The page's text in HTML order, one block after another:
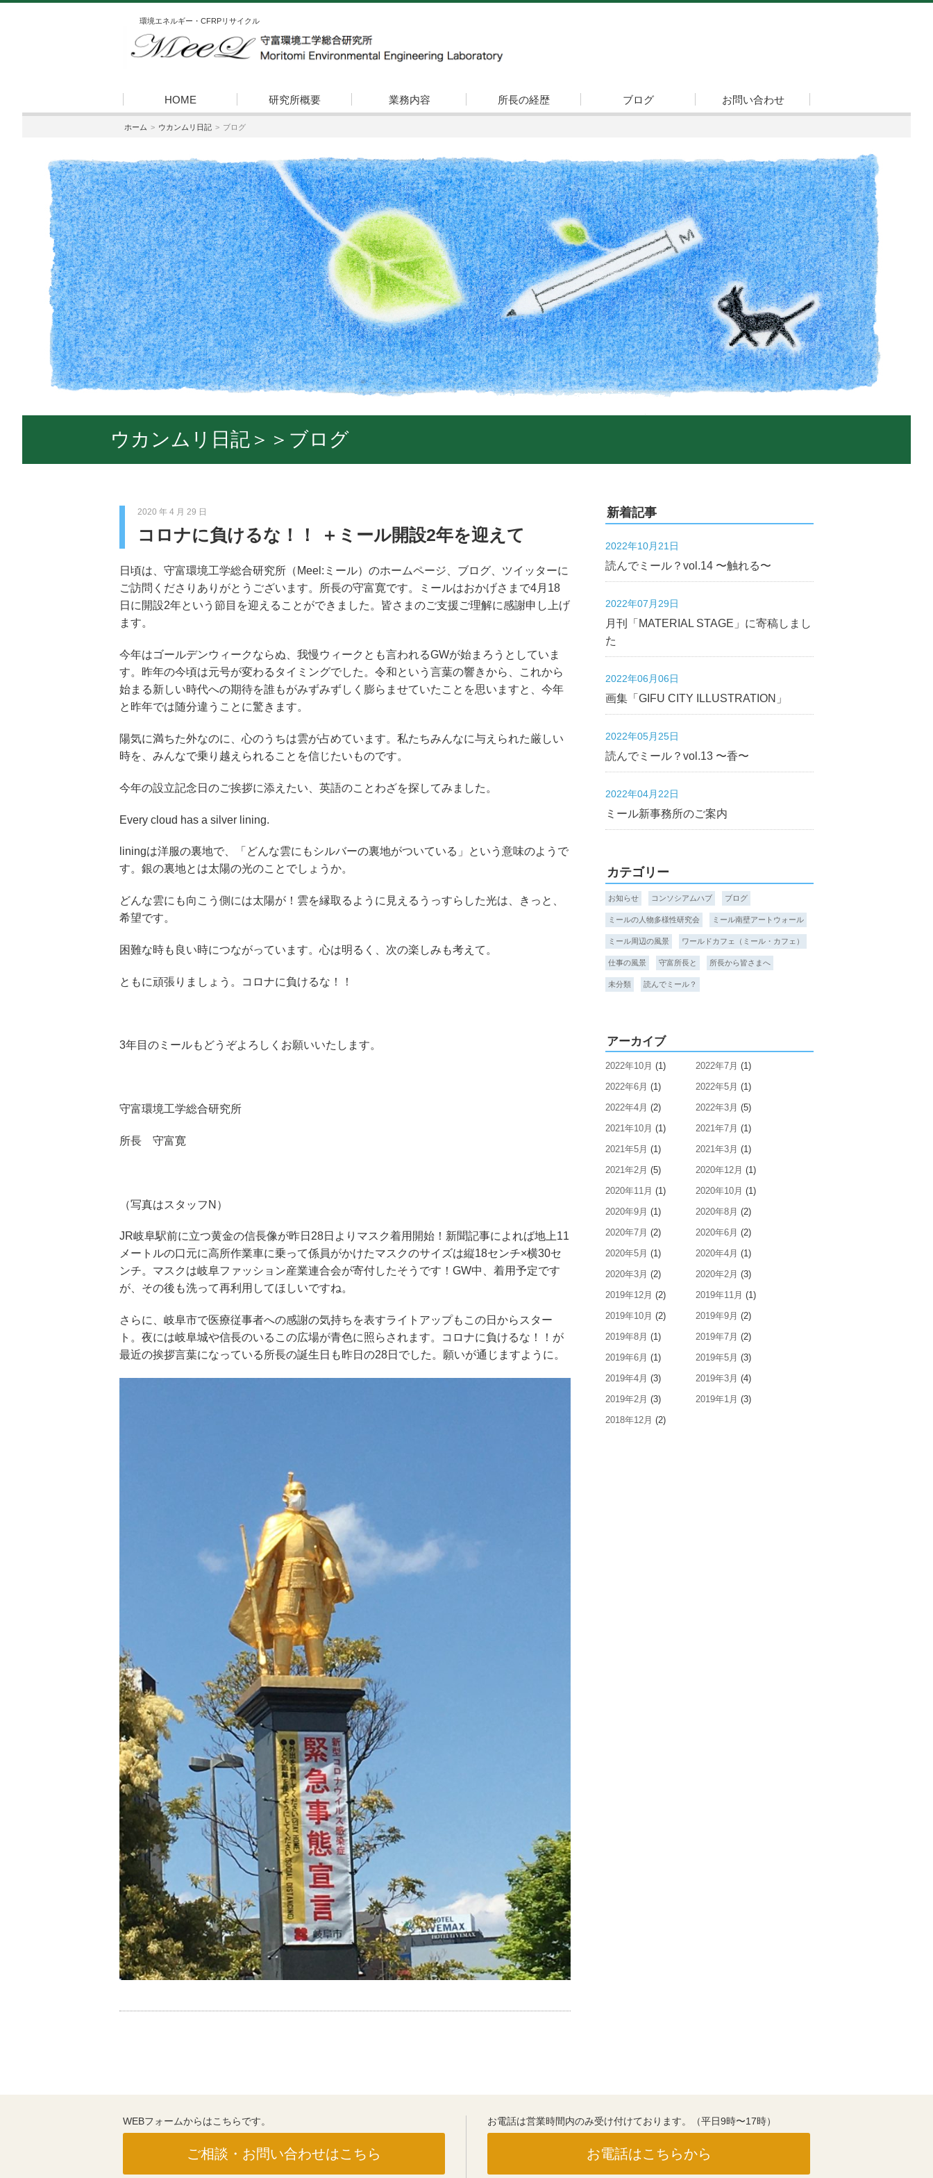
環境エネルギー・CFRPリサイクル
HOME 研究所概要 業務内容 所長の経歴 ブログ お問い合わせ
ホーム ウカンムリ日記 ブログ
ウカンムリ日記＞＞ブログ
2020 年 4 月 29 日
コロナに負けるな！！ ＋ミール開設2年を迎えて
日頃は、守富環境工学総合研究所（Meel:ミール）のホームページ、ブログ、ツイッターに
ご訪問くださりありがとうございます。所長の守富寛です。ミールはおかげさまで4月18
日に開設2年という節目を迎えることができました。皆さまのご支援ご理解に感謝申し上げ
ます。
今年はゴールデンウィークならぬ、我慢ウィークとも言われるGWが始まろうとしていま
す。昨年の今頃は元号が変わるタイミングでした。令和という言葉の響きから、これから
始まる新しい時代への期待を誰もがみずみずしく膨らませていたことを思いますと、今年
と昨年では随分違うことに驚きます。
陽気に満ちた外なのに、心のうちは雲が占めています。私たちみんなに与えられた厳しい
時を、みんなで乗り越えられることを信じたいものです。
今年の設立記念日のご挨拶に添えたい、英語のことわざを探してみました。
Every cloud has a silver lining.
liningは洋服の裏地で、「どんな雲にもシルバーの裏地がついている」という意味のようで
す。銀の裏地とは太陽の光のことでしょうか。
どんな雲にも向こう側には太陽が！雲を縁取るように見えるうっすらした光は、きっと、
希望です。
困難な時も良い時につながっています。心は明るく、次の楽しみも考えて。
ともに頑張りましょう。コロナに負けるな！！
3年目のミールもどうぞよろしくお願いいたします。
守富環境工学総合研究所
所長 守富寛
（写真はスタッフN）
JR岐阜駅前に立つ黄金の信長像が昨日28日よりマスク着用開始！新聞記事によれば地上11
メートルの口元に高所作業車に乗って係員がかけたマスクのサイズは縦18センチ×横30セ
ンチ。マスクは岐阜ファッション産業連合会が寄付したそうです！GW中、着用予定です
が、その後も洗って再利用してほしいですね。
さらに、岐阜市で医療従事者への感謝の気持ちを表すライトアップもこの日からスター
ト。夜には岐阜城や信長のいるこの広場が青色に照らされます。コロナに負けるな！！が
最近の挨拶言葉になっている所長の誕生日も昨日の28日でした。願いが通じますように。
新着記事
2022年10月21日
読んでミール？vol.14 〜触れる〜
2022年07月29日
月刊「MATERIAL STAGE」に寄稿しまし
た
2022年06月06日
画集「GIFU CITY ILLUSTRATION」
2022年05月25日
読んでミール？vol.13 〜香〜
2022年04月22日
ミール新事務所のご案内
カテゴリー
お知らせ コンソシアムハブ ブログ
ミールの人物多様性研究会 ミール南壁アートウォール
ミール周辺の風景 ワールドカフェ（ミール・カフェ）
仕事の風景 守富所長と 所長から皆さまへ
未分類 読んでミール？
アーカイブ
2022年10月 (1) 2022年7月 (1)
2022年6月 (1) 2022年5月 (1)
2022年4月 (2) 2022年3月 (5)
2021年10月 (1) 2021年7月 (1)
2021年5月 (1) 2021年3月 (1)
2021年2月 (5) 2020年12月 (1)
2020年11月 (1) 2020年10月 (1)
2020年9月 (1) 2020年8月 (2)
2020年7月 (2) 2020年6月 (2)
2020年5月 (1) 2020年4月 (1)
2020年3月 (2) 2020年2月 (3)
2019年12月 (2) 2019年11月 (1)
2019年10月 (2) 2019年9月 (2)
2019年8月 (1) 2019年7月 (2)
2019年6月 (1) 2019年5月 (3)
2019年4月 (3) 2019年3月 (4)
2019年2月 (3) 2019年1月 (3)
2018年12月 (2)
WEBフォームからはこちらです。
ご相談・お問い合わせはこちら
お電話は営業時間内のみ受け付けております。（平日9時〜17時）
お電話はこちらから